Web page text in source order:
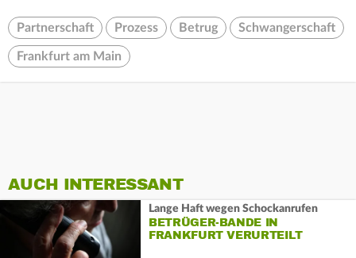
Partnerschaft Prozess Betrug Schwangerschaft
Frankfurt am Main
AUCH INTERESSANT
Lange Haft wegen Schockanrufen
BETRÜGER-BANDE IN
FRANKFURT VERURTEILT